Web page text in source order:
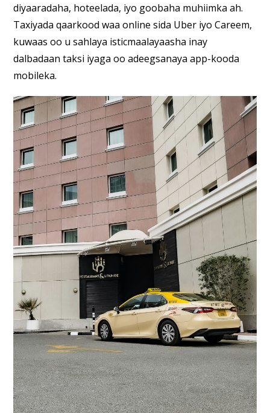
diyaaradaha, hoteelada, iyo goobaha muhiimka ah.
Taxiyada qaarkood waa online sida Uber iyo Careem,
kuwaas oo u sahlaya isticmaalayaasha inay
dalbadaan taksi iyaga oo adeegsanaya app-kooda
mobileka.